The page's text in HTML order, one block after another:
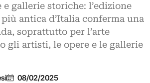
gallerie storiche: l’edizione
antica d’Italia conferma una
soprattutto per l’arte
gli artisti, le opere e le gallerie
08/02/2025